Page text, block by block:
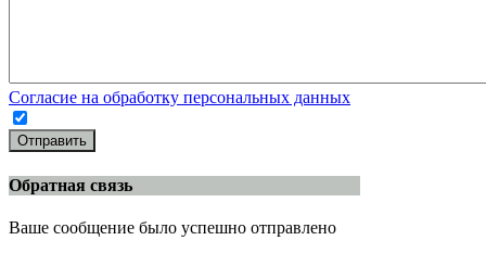
Согласие на обработку персональных данных
Отправить
Обратная связь
Ваше сообщение было успешно отправлено